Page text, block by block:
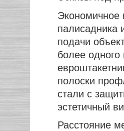
Экономичное
палисадника
подачи
более одного
полоски
стали с
эстетичный
Расстояние